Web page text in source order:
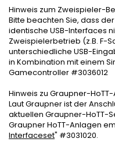
Hinweis zum Zweispieler-
Bitte beachten Sie, dass
identische USB-Interfaces
Zweispielerbetrieb (z.B. F-
unterschiedliche USB-
in Kombination mit einem
Gamecontroller #3036012
Hinweis zu Graupner-
Laut Graupner ist der
aktuellen Graupner-HoTT-
Graupner HoTT-Anlagen
Interfaceset" #3031020.